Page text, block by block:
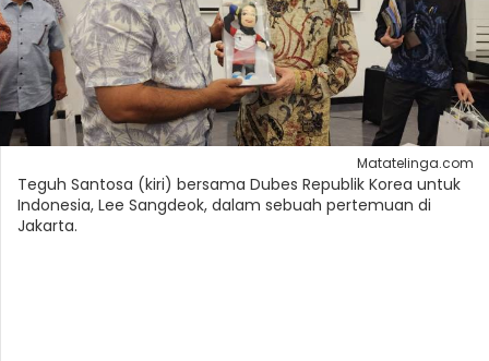
Matatelinga.com
Teguh Santosa (kiri) bersama Dubes Republik Korea untuk
Indonesia, Lee Sangdeok, dalam sebuah pertemuan di
Jakarta.